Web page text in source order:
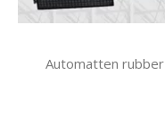
Automatten rubber